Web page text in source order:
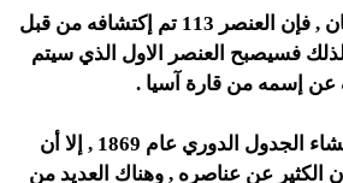
- وفقاً لصحيفة الغارديان , فإن العنصر 113 تم إكتشافه من قبل
, ولذلك فسيصبح العنصر الاول الذي سيتم
إسمه من قارة آسيا .
- وعلى الرغم من إنشاء الجدول الدوري عام 1869 , إلا أن
الكثير عن عناصره , وهناك العديد من